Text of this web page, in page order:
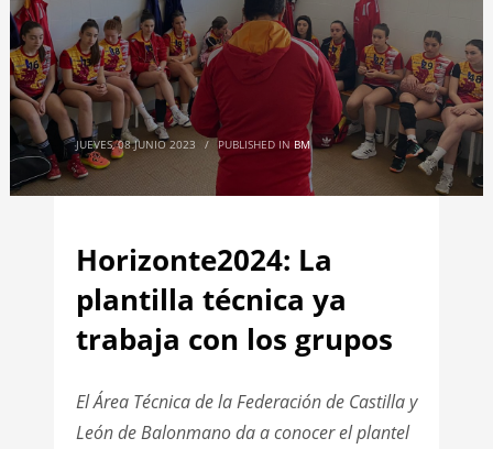
JUEVES, 08 JUNIO 2023 / PUBLISHED IN BM
Horizonte2024: La
plantilla técnica ya
trabaja con los grupos
El Área Técnica de la Federación de Castilla y
León de Balonmano da a conocer el plantel